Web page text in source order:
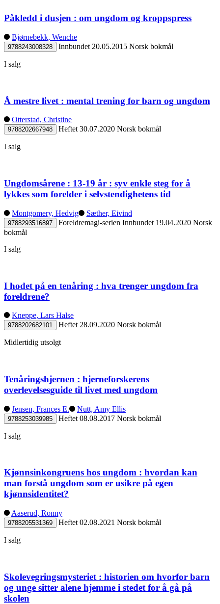
Påkledd i dusjen : om ungdom og kroppspress
Bjørnebekk, Wenche
9788243008328 Innbundet 20.05.2015 Norsk bokmål
I salg
Å mestre livet : mental trening for barn og ungdom
Otterstad, Christine
9788202667948 Heftet 30.07.2020 Norsk bokmål
I salg
Ungdomsårene : 13-19 år : syv enkle steg for å
lykkes som forelder i selvstendighetens tid
Montgomery, Hedvig Sæther, Eivind
9788293516897 Foreldremagi-serien Innbundet 19.04.2020 Norsk
bokmål
I salg
I hodet på en tenåring : hva trenger ungdom fra
foreldrene?
Kneppe, Lars Halse
9788202682101 Heftet 28.09.2020 Norsk bokmål
Midlertidig utsolgt
Tenåringshjernen : hjerneforskerens
overlevelsesguide til livet med ungdom
Jensen, Frances E. Nutt, Amy Ellis
9788253039985 Heftet 08.08.2017 Norsk bokmål
I salg
Kjønnsinkongruens hos ungdom : hvordan kan
man forstå ungdom som er usikre på egen
kjønnsidentitet?
Aaserud, Ronny
9788205531369 Heftet 02.08.2021 Norsk bokmål
I salg
Skolevegringsmysteriet : historien om hvorfor barn
og unge sitter alene hjemme i stedet for å gå på
skolen